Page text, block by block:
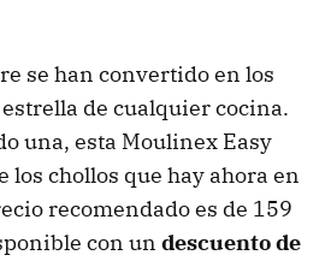
se han convertido en los
de cualquier cocina.
una, esta Moulinex Easy
los chollos que hay ahora en
recomendado es de 159
con un descuento de